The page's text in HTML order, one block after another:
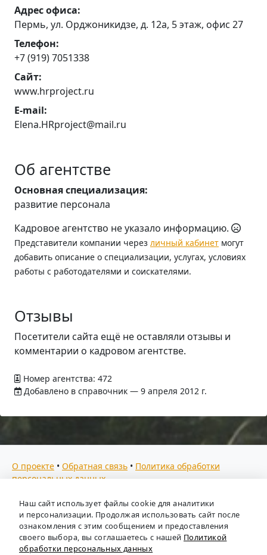
Адрес офиса:
Пермь, ул. Орджоникидзе, д. 12а, 5 этаж, офис 27
Телефон:
+7 (919) 7051338
Сайт:
www.hrproject.ru
E-mail:
Elena.HRproject@mail.ru
Об агентстве
Основная специализация:
развитие персонала
Кадровое агентство не указало информацию.
Представители компании через личный кабинет могут
добавить описание о специализации, услугах, условиях
работы с работодателями и соискателями.
Отзывы
Посетители сайта ещё не оставляли отзывы и
комментарии о кадровом агентстве.
Номер агентства: 472
Добавлено в справочник — 9 апреля 2012 г.
О проекте • Обратная связь • Политика обработки
персональных данных
Мы собираем отзывы, составляем рейтинги и
предоставляем всю информацию о кадровых агентствах
России. Также анализируем ключевые тенденции рынка
труда: отслеживаем динамику зарплат, уровень
безработицы и общую обстановку в отрасли, чтобы вы
Наш сайт использует файлы cookie для аналитики
и персонализации. Продолжая использовать сайт после
ознакомления с этим сообщением и предоставления
своего выбора, вы соглашаетесь с нашей Политикой
обработки персональных данных